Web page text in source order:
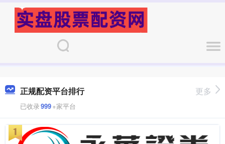
正规配资平台排行
已收录999+家平台
更多